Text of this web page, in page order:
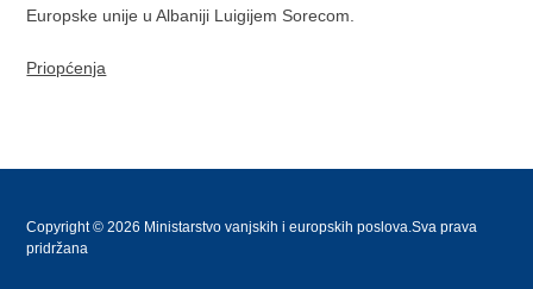
Europske unije u Albaniji Luigijem Sorecom.
Priopćenja
Copyright © 2026 Ministarstvo vanjskih i europskih poslova.Sva prava
pridržana